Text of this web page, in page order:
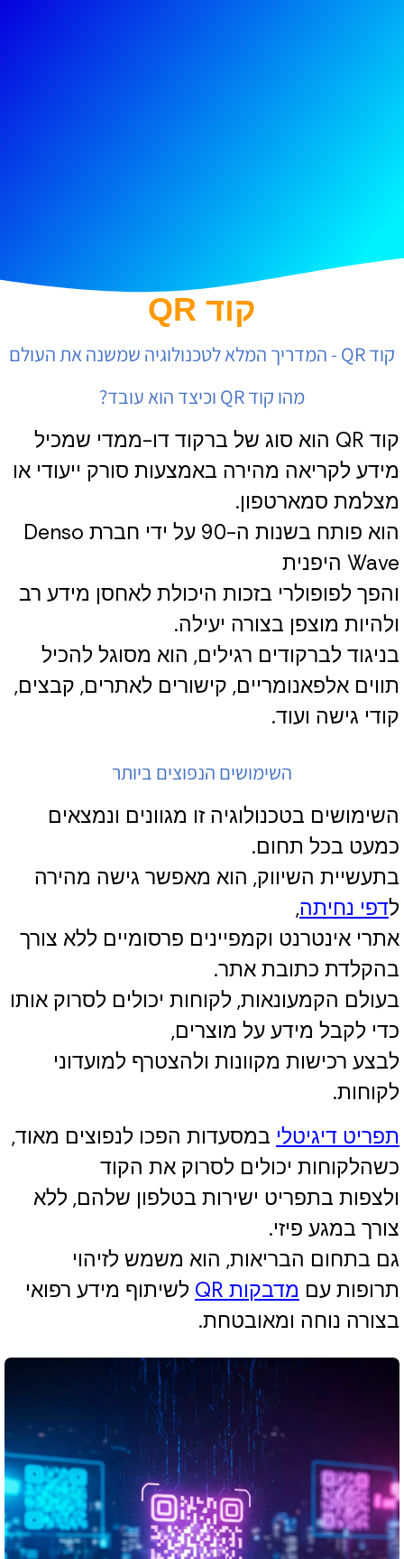
קוד QR
קוד QR - המדריך המלא לטכנולוגיה שמשנה את העולם
מהו קוד QR וכיצד הוא עובד?
קוד QR הוא סוג של ברקוד דו-ממדי שמכיל
מידע לקריאה מהירה באמצעות סורק ייעודי או
מצלמת סמארטפון.
הוא פותח בשנות ה-90 על ידי חברת Denso
Wave היפנית
והפך לפופולרי בזכות היכולת לאחסן מידע רב
ולהיות מוצפן בצורה יעילה.
בניגוד לברקודים רגילים, הוא מסוגל להכיל
תווים אלפאנומריים, קישורים לאתרים, קבצים,
קודי גישה ועוד.
השימושים הנפוצים ביותר
השימושים בטכנולוגיה זו מגוונים ונמצאים
כמעט בכל תחום.
בתעשיית השיווק, הוא מאפשר גישה מהירה
לדפי נחיתה,
אתרי אינטרנט וקמפיינים פרסומיים ללא צורך
בהקלדת כתובת אתר.
בעולם הקמעונאות, לקוחות יכולים לסרוק אותו
כדי לקבל מידע על מוצרים,
לבצע רכישות מקוונות ולהצטרף למועדוני
לקוחות.
תפריט דיגיטלי במסעדות הפכו לנפוצים מאוד,
כשהלקוחות יכולים לסרוק את הקוד
ולצפות בתפריט ישירות בטלפון שלהם, ללא
צורך במגע פיזי.
גם בתחום הבריאות, הוא משמש לזיהוי
תרופות עם מדבקות QR
לשיתוף מידע רפואי
בצורה נוחה ומאובטחת.